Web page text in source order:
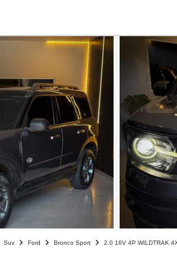
Suv Ford Bronco Sport 2.0 16V 4P WILDTRAK